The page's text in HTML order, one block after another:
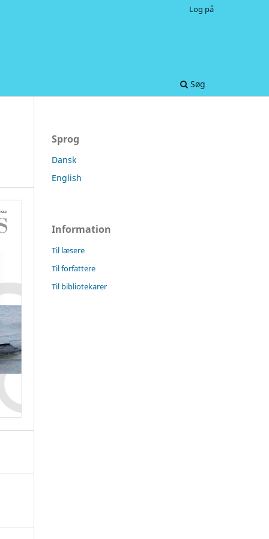
Søg
Log på
Sprog
Dansk
English
Information
Til læsere
Til forfattere
Til bibliotekarer